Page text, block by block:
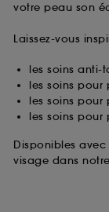
votre peau son
Laissez-vous
les soins anti-
les soins pour
les soins pour
les soins pour
Disponibles
visage dans